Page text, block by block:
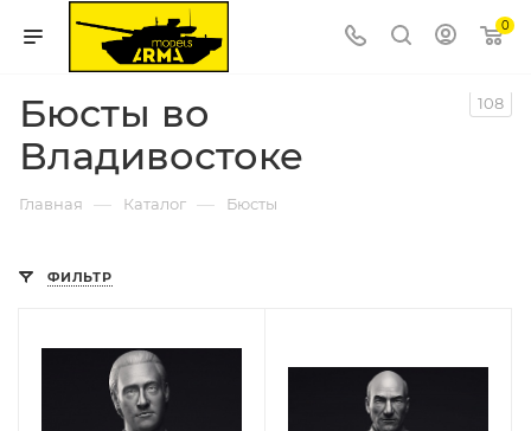
0
Бюсты во
Владивостоке
108
Главная — Каталог — Бюсты
ФИЛЬТР